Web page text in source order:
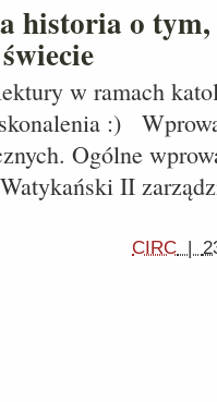
historia o tym,
w ramach
:)
Ogólne
II
CIRC |